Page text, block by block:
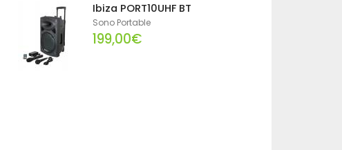
Ibiza PORT10UHF BT
Sono Portable
199,00€